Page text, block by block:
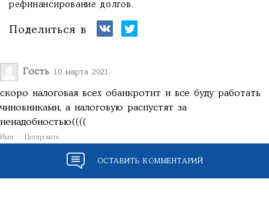
рефинансирование долгов.
Поделиться в
Гость 10 марта 2021
скоро налоговая всех обанкротит и все буду работать
чиновниками, а налоговую распустят за
ненадобностью((((
Имя Цитировать
ОСТАВИТЬ КОММЕНТАРИЙ